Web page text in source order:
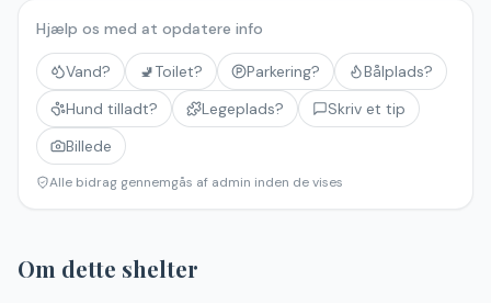
Hjælp os med at opdatere info
Vand? 🚽Toilet? Parkering?
Bålplads?
Hund tilladt?
Legeplads?
Skriv et tip
Billede
Alle bidrag gennemgås af admin inden de vises
Om dette shelter